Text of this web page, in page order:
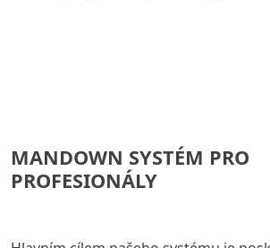
MANDOWN SYSTÉM PRO
PROFESIONÁLY